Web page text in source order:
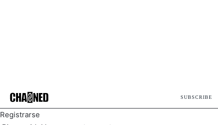
SUBSCRIBE
Registrarse